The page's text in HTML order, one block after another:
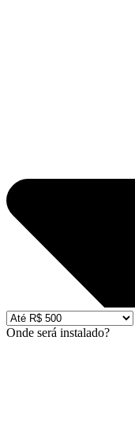
Onde será instalado?